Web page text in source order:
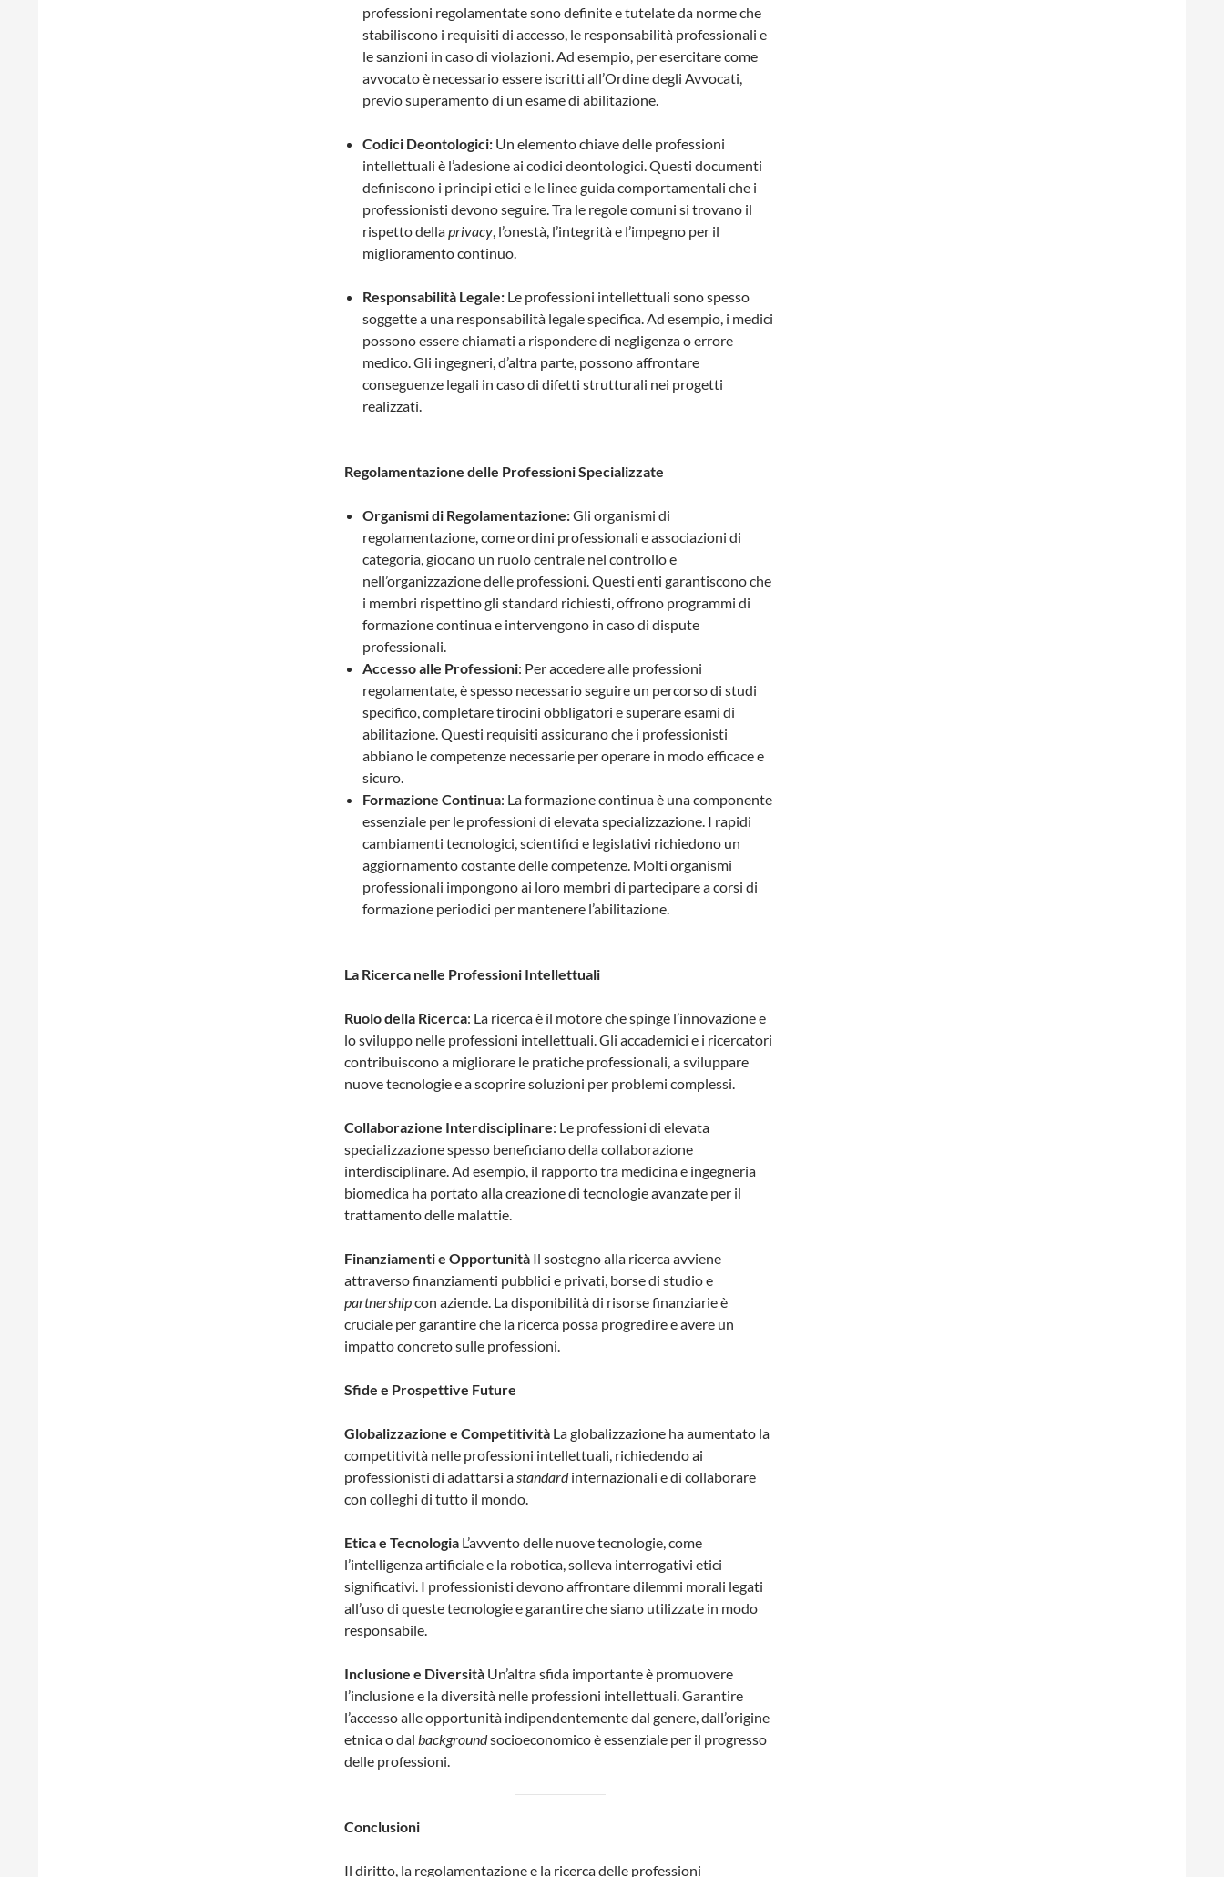
professioni regolamentate sono definite e tutelate da norme che
stabiliscono i requisiti di accesso, le responsabilità professionali e
le sanzioni in caso di violazioni. Ad esempio, per esercitare come
avvocato è necessario essere iscritti all’Ordine degli Avvocati,
previo superamento di un esame di abilitazione.
Codici Deontologici: Un elemento chiave delle professioni
intellettuali è l’adesione ai codici deontologici. Questi documenti
definiscono i principi etici e le linee guida comportamentali che i
professionisti devono seguire. Tra le regole comuni si trovano il
rispetto dellaprivacy, l’onestà, l’integrità e l’impegno per il
miglioramento continuo.
Responsabilità Legale: Le professioni intellettuali sono spesso
soggette a una responsabilità legale specifica. Ad esempio, i medici
possono essere chiamati a rispondere di negligenza o errore
medico. Gli ingegneri, d’altra parte, possono affrontare
conseguenze legali in caso di difetti strutturali nei progetti
realizzati.
Regolamentazione delle Professioni Specializzate
Organismi di Regolamentazione:Gli organismi di
regolamentazione, come ordini professionali e associazioni di
categoria, giocano un ruolo centrale nel controllo e
nell’organizzazione delle professioni. Questi enti garantiscono che
i membri rispettino gli standard richiesti, offrono programmi di
formazione continua e intervengono in caso di dispute
professionali.
Accesso alle Professioni: Per accedere alle professioni
regolamentate, è spesso necessario seguire un percorso di studi
specifico, completare tirocini obbligatori e superare esami di
abilitazione. Questi requisiti assicurano che i professionisti
abbiano le competenze necessarie per operare in modo efficace e
sicuro.
Formazione Continua: La formazione continua è una componente
essenziale per le professioni di elevata specializzazione. I rapidi
cambiamenti tecnologici, scientifici e legislativi richiedono un
aggiornamento costante delle competenze. Molti organismi
professionali impongono ai loro membri di partecipare a corsi di
formazione periodici per mantenere l’abilitazione.
La Ricerca nelle Professioni Intellettuali
Ruolo della Ricerca: La ricerca è il motore che spinge l’innovazione e
lo sviluppo nelle professioni intellettuali. Gli accademici e i ricercatori
contribuiscono a migliorare le pratiche professionali, a sviluppare
nuove tecnologie e a scoprire soluzioni per problemi complessi.
Collaborazione Interdisciplinare: Le professioni di elevata
specializzazione spesso beneficiano della collaborazione
interdisciplinare. Ad esempio, il rapporto tra medicina e ingegneria
biomedica ha portato alla creazione di tecnologie avanzate per il
trattamento delle malattie.
Finanziamenti e Opportunità Il sostegno alla ricerca avviene
attraverso finanziamenti pubblici e privati, borse di studio e
partnershipcon aziende. La disponibilità di risorse finanziarie è
cruciale per garantire che la ricerca possa progredire e avere un
impatto concreto sulle professioni.
Sfide e Prospettive Future
Globalizzazione e Competitività La globalizzazione ha aumentato la
competitività nelle professioni intellettuali, richiedendo ai
professionisti di adattarsi astandardinternazionali e di collaborare
con colleghi di tutto il mondo.
Etica e Tecnologia L’avvento delle nuove tecnologie, come
l’intelligenza artificiale e la robotica, solleva interrogativi etici
significativi. I professionisti devono affrontare dilemmi morali legati
all’uso di queste tecnologie e garantire che siano utilizzate in modo
responsabile.
Inclusione e Diversità Un’altra sfida importante è promuovere
l’inclusione e la diversità nelle professioni intellettuali. Garantire
l’accesso alle opportunità indipendentemente dal genere, dall’origine
etnica o dal backgroundsocioeconomico è essenziale per il progresso
delle professioni.
Conclusioni
Il diritto, la regolamentazione e la ricerca delle professioni